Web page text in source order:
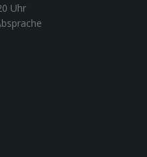
Uhr